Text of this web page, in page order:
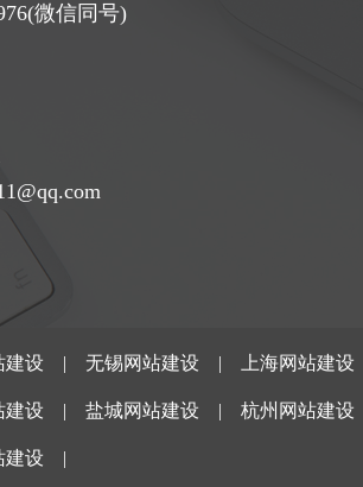
微信同号)
建设 |无锡网站建设 | 上海网站建设
建设 |盐城网站建设 |杭州网站建设
建设 |